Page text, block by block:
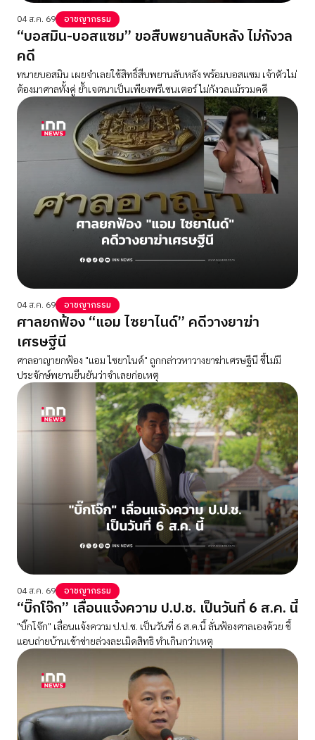
04 ส.ค. 69 อาชญากรรม
“บอสมิน-บอสแซม” ขอสืบพยานลับหลัง ไม่กังวล
คดี
ทนายบอสมิน เผยจำเลยใช้สิทธิ์สืบพยานลับหลัง พร้อมบอสแซม เจ้าตัวไม่
ต้องมาศาลทั้งคู่ ย้ำเจตนาเป็นเพียงพรีเซนเตอร์ ไม่กังวลแม้รวมคดี
04 ส.ค. 69 อาชญากรรม
ศาลยกฟ้อง “แอม ไซยาไนด์” คดีวางยาฆ่า
เศรษฐีนี
ศาลอาญายกฟ้อง "แอม ไซยาไนด์" ถูกกล่าวหาวางยาฆ่าเศรษฐีนี ชี้ไม่มี
ประจักษ์พยานยืนยันว่าจําเลยก่อเหตุ
04 ส.ค. 69 อาชญากรรม
“บิ๊กโจ๊ก” เลื่อนแจ้งความ ป.ป.ช. เป็นวันที่ 6 ส.ค. นี้
"บิ๊กโจ๊ก" เลื่อนแจ้งความ ป.ป.ช. เป็นวันที่ 6 ส.ค.นี้ ลั่นฟ้องศาลเองด้วย ชี้
แอบถ่ายบ้านเข้าข่ายล่วงละเมิดสิทธิ ทำเกินกว่าเหตุ